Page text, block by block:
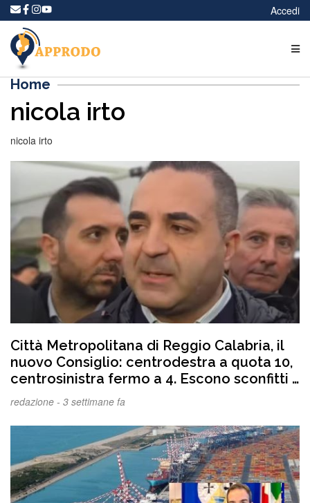
Accedi
Home
nicola irto
nicola irto
Città Metropolitana di Reggio Calabria, il
nuovo Consiglio: centrodestra a quota 10,
centrosinistra fermo a 4. Escono sconfitti i
consiglieri regionali Giannetta ( FI) e
eleggere il sindaco di Laureana di
Borrello, Morano. Ecco gli eletti
redazione - 3 settimane fa